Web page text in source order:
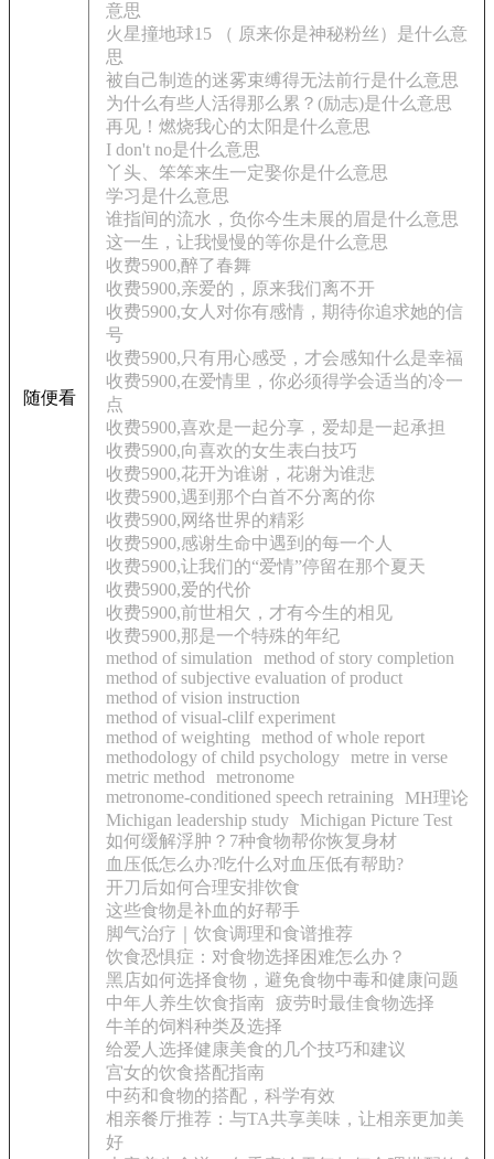
随便看
意思
火星撞地球15 （ 原来你是神秘粉丝）是什么意
思
被自己制造的迷雾束缚得无法前行是什么意思
为什么有些人活得那么累？(励志)是什么意思
再见！燃烧我心的太阳是什么意思
I don't no是什么意思
丫头、笨笨来生一定娶你是什么意思
学习是什么意思
谁指间的流水，负你今生未展的眉是什么意思
这一生，让我慢慢的等你是什么意思
收费5900,醉了春舞
收费5900,亲爱的，原来我们离不开
收费5900,女人对你有感情，期待你追求她的信
号
收费5900,只有用心感受，才会感知什么是幸福
收费5900,在爱情里，你必须得学会适当的冷一
点
收费5900,喜欢是一起分享，爱却是一起承担
收费5900,向喜欢的女生表白技巧
收费5900,花开为谁谢，花谢为谁悲
收费5900,遇到那个白首不分离的你
收费5900,网络世界的精彩
收费5900,感谢生命中遇到的每一个人
收费5900,让我们的“爱情”停留在那个夏天
收费5900,爱的代价
收费5900,前世相欠，才有今生的相见
收费5900,那是一个特殊的年纪
method of simulation
method of story completion
method of subjective evaluation of product
method of vision instruction
method of visual-clilf experiment
method of weighting
method of whole report
methodology of child psychology metre in verse
metric method
metronome
metronome-conditioned speech retraining
MH理论
Michigan leadership study
Michigan Picture Test
如何缓解浮肿？7种食物帮你恢复身材
血压低怎么办?吃什么对血压低有帮助?
开刀后如何合理安排饮食
这些食物是补血的好帮手
脚气治疗｜饮食调理和食谱推荐
饮食恐惧症：对食物选择困难怎么办？
黑店如何选择食物，避免食物中毒和健康问题
中年人养生饮食指南 疲劳时最佳食物选择
牛羊的饲料种类及选择
给爱人选择健康美食的几个技巧和建议
宫女的饮食搭配指南
中药和食物的搭配，科学有效
相亲餐厅推荐：与TA共享美味，让相亲更加美
好